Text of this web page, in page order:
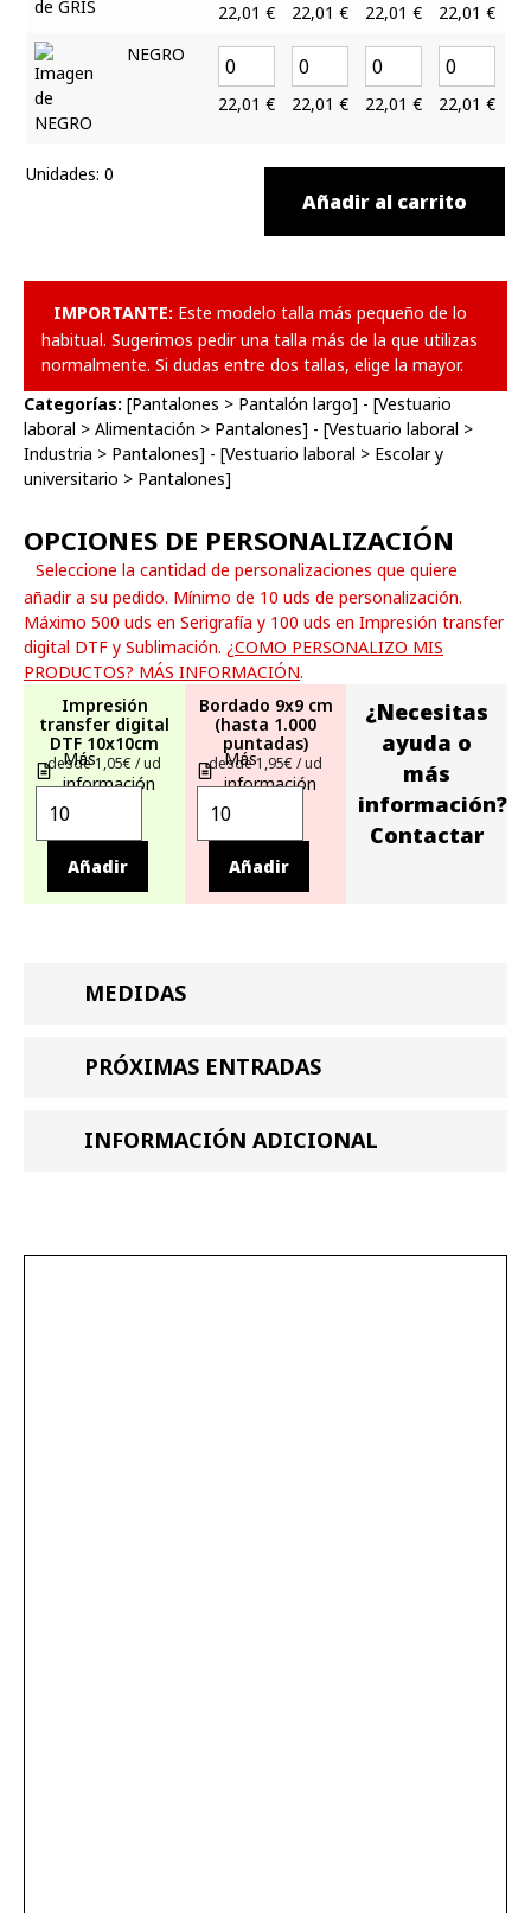
22,01 € 22,01 € 22,01 € 22,01 €
NEGRO
22,01 € 22,01 € 22,01 € 22,01 €
Unidades: 0
Añadir al carrito
IMPORTANTE: Este modelo talla más pequeño de lo
habitual. Sugerimos pedir una talla más de la que utilizas
normalmente. Si dudas entre dos tallas, elige la mayor.
Categorías: [Pantalones > Pantalón largo] - [Vestuario
laboral > Alimentación > Pantalones] - [Vestuario laboral >
Industria > Pantalones] - [Vestuario laboral > Escolar y
universitario > Pantalones]
OPCIONES DE PERSONALIZACIÓN
Seleccione la cantidad de personalizaciones que quiere
añadir a su pedido. Mínimo de 10 uds de personalización.
Máximo 500 uds en Serigrafía y 100 uds en Impresión transfer
digital DTF y Sublimación. ¿COMO PERSONALIZO MIS
PRODUCTOS? MÁS INFORMACIÓN.
Impresión
transfer digital
DTF 10x10cm
desde 1,05€ / ud
Más
información
Añadir
Bordado 9x9 cm
(hasta 1.000
puntadas)
desde 1,95€ / ud
Más
información
Añadir
¿Necesitas
ayuda o
más
información?
Contactar
MEDIDAS
PRÓXIMAS ENTRADAS
INFORMACIÓN ADICIONAL